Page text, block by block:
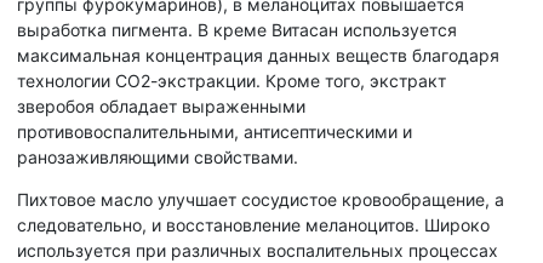
выработка пигмента. В креме Витасан используется
максимальная концентрация данных веществ благодаря
технологии СО2-экстракции. Кроме того, экстракт
зверобоя обладает выраженными
противовоспалительными, антисептическими и
ранозаживляющими свойствами.
Пихтовое масло улучшает сосудистое кровообращение, а
следовательно, и восстановление меланоцитов. Широко
используется при различных воспалительных процессах